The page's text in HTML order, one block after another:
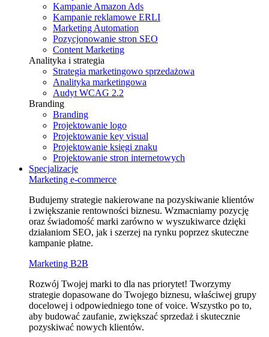
Kampanie Amazon Ads
Kampanie reklamowe ERLI
Marketing Automation
Pozycjonowanie stron SEO
Content Marketing
Analityka i strategia
Strategia marketingowo sprzedażowa
Analityka marketingowa
Audyt WCAG 2.2
Branding
Branding
Projektowanie logo
Projektowanie key visual
Projektowanie księgi znaku
Projektowanie stron internetowych
Specjalizacje
Marketing e⁠‑commerce
Budujemy strategie nakierowane na pozyskiwanie klientów
i zwiększanie rentowności biznesu. Wzmacniamy pozycję
oraz świadomość marki zarówno w wyszukiwarce dzięki
działaniom SEO, jak i szerzej na rynku poprzez skuteczne
kampanie płatne.
Marketing B2B
Rozwój Twojej marki to dla nas priorytet! Tworzymy
strategie dopasowane do Twojego biznesu, właściwej grupy
docelowej i odpowiedniego tone of voice. Wszystko po to,
aby budować zaufanie, zwiększać sprzedaż i skutecznie
pozyskiwać nowych klientów.